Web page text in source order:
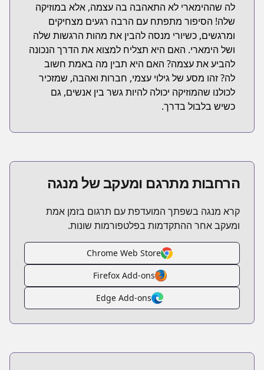
לה שההימארי לא התאהבה בה עצמה, אלא במוזיקה
שלה! הסיפור מתפתח עם הרבה רגעים מצחיקים
ומרגשים, כשיורי מנסה להבין את מהות הרגשות שלה
ושל הימארי. האם היא תצליח למצוא את הדרך הנכונה
להביע את עצמה? האם היא תבין מה באמת חשוב
לה? זהו מסע של גילוי עצמי, חברות ואהבה, שמזכיר
לכולנו שהמוזיקה יכולה להיות גשר בין אנשים, גם
כשיש בלבול בדרך.
הרחבות מתרגם ומעקב של מנגה
קרא מנגה בשפתך המועדפת עם תרגום בזמן אמת
ומעקב אחר ההתקדמות בפלטפורמות שונות.
Chrome Web Store
Firefox Add-ons
Edge Add-ons